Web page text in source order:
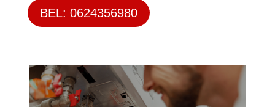
BEL: 0624356980